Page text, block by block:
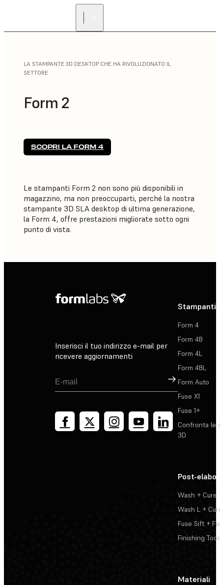
LA STAMPANTE 3D DESKTOP CHE HA RIVOLUZIONATO IL
SETTORE
Form 2
SCOPRI LA FORM 4
Le stampanti Form 2 non sono più disponibili in
magazzino, ma non preoccuparti, perché la nostra
stampante 3D SLA desktop di ultima generazione,
la Form 4, offre prestazioni migliorate sotto ogni
punto di vista.
Inserisci il tuo indirizzo e-mail per
ricevere aggiornamenti
Registrati
Stampanti
Form 4
Form 4B
Form 4L
Form 4BL
Form Auto
Fuse X1
Fuse 1+
Confronta le
3D
Post-
Wash + Cure
Wash L +
Fuse Sift +
Finishing
Materiali